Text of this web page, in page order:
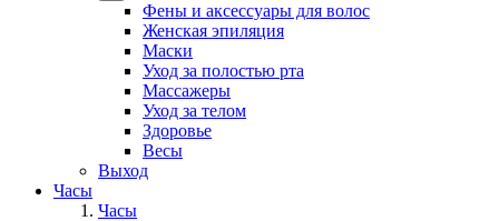
Фены и аксессуары для волос
Женская эпиляция
Маски
Уход за полостью рта
Массажеры
Уход за телом
Здоровье
Весы
Выход
Часы
Часы